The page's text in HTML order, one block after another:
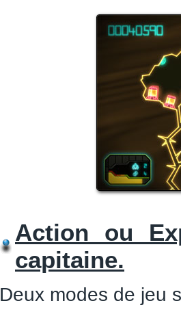
Action ou
capitaine.
Deux modes de jeu